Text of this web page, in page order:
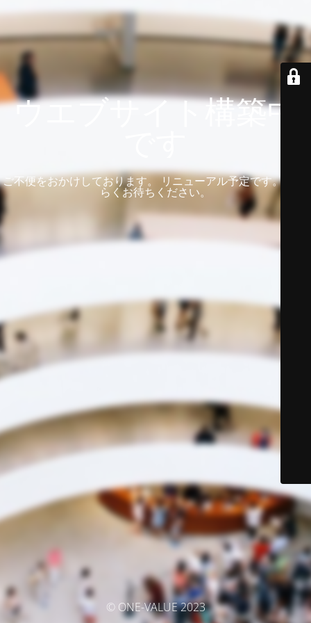
ウエブサイト構築中
ご不便をおかけしております。 リニューアル予定です。 しば
らくお待ちください。
© ONE-VALUE 2023